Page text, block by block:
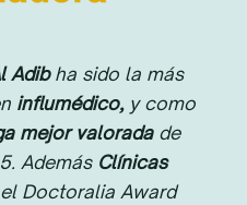
Adibha sido la más
influmédico, y como
mejor valorada de
Además Clínicas
Doctoralia Award